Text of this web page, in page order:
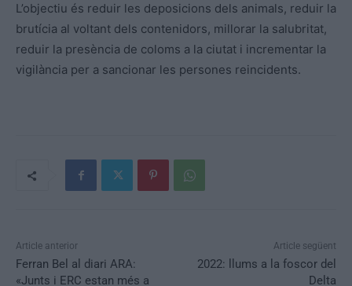
L’objectiu és reduir les deposicions dels animals, reduir la
brutícia al voltant dels contenidors, millorar la salubritat,
reduir la presència de coloms a la ciutat i incrementar la
vigilància per a sancionar les persones reincidents.
Article anterior
Ferran Bel al diari ARA:
«Junts i ERC estan més a
Article següent
2022: llums a la foscor del
Delta